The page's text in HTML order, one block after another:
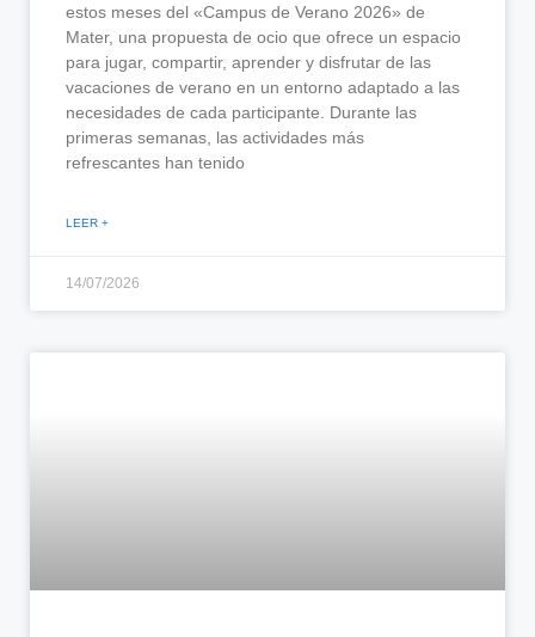
estos meses del «Campus de Verano 2026» de
Mater, una propuesta de ocio que ofrece un espacio
para jugar, compartir, aprender y disfrutar de las
vacaciones de verano en un entorno adaptado a las
necesidades de cada participante. Durante las
primeras semanas, las actividades más
refrescantes han tenido
LEER +
14/07/2026